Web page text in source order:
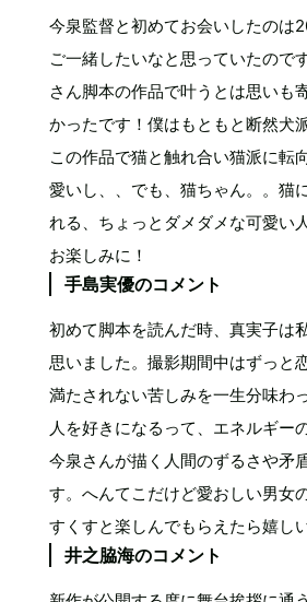
今泉監督と初めてお会いしたのは
ご一緒したいなと思っていたので
さん脚本の作品で叶うとは思いも
かったです！僕はもともと断然犬
この作品で猫と触れ合い猫派に転
愛いし、、でも、猫ちゃん。。猫
れる、ちょっとダメダメな可愛い
お楽しみに！
手島実優のコメント
初めて脚本を読んだ時、真実子は
思いました。撮影期間中はずっと
満たされない苦しみを一生分味わ
人を好きになるって、エネルギー
今泉さんが描く人間のずるさや矛​​
す。へんてこだけど愛おしい男女
すくすと楽しんでもらえたら嬉しい
井之脇海のコメント